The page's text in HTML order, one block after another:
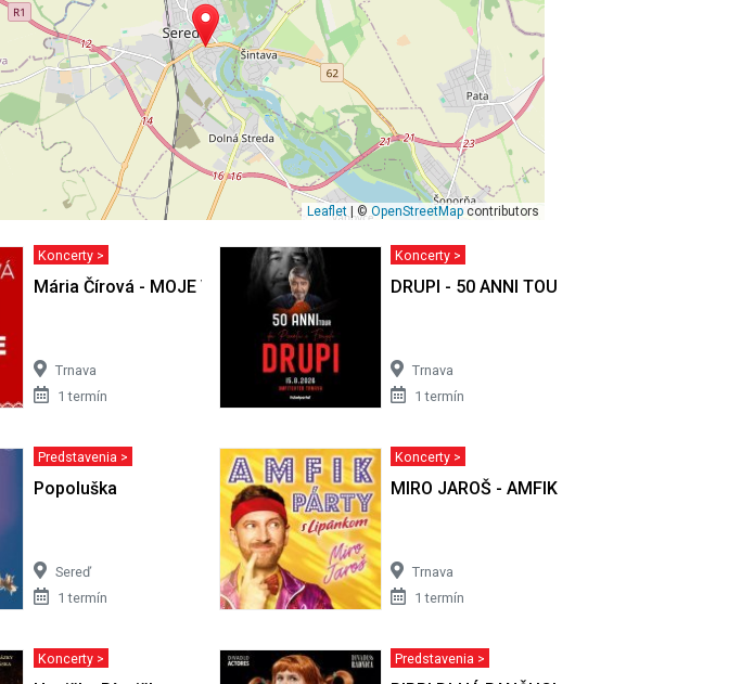
Leaflet | ©OpenStreetMap contributors
Koncerty >
Mária Čírová - MOJE VIANOCE 2026
Trnava
1 termín
Koncerty >
DRUPI - 50 ANNI TOUR
Trnava
1 termín
Predstavenia >
Popoluška
Sereď
1 termín
Koncerty >
MIRO JAROŠ - AMFIK PÁRTY s Lipánkom
Trnava
1 termín
Koncerty > Predstavenia >